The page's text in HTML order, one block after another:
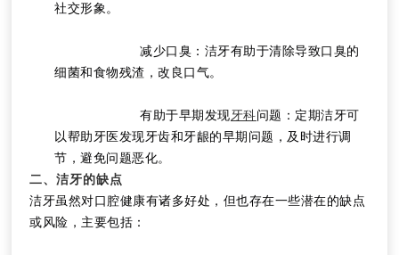
社交形象。
			减少口臭：洁牙有助于清除导致口臭的
细菌和食物残渣，改良口气。
			有助于早期发现
牙科问题：定期洁牙可
以帮助牙医发现牙齿和牙龈的早期问题，及时进行调
节，避免问题恶化。
二、洁牙的缺点
洁牙虽然对口腔健康有诸多好处，但也存在一些潜在的缺点
或风险，主要包括：